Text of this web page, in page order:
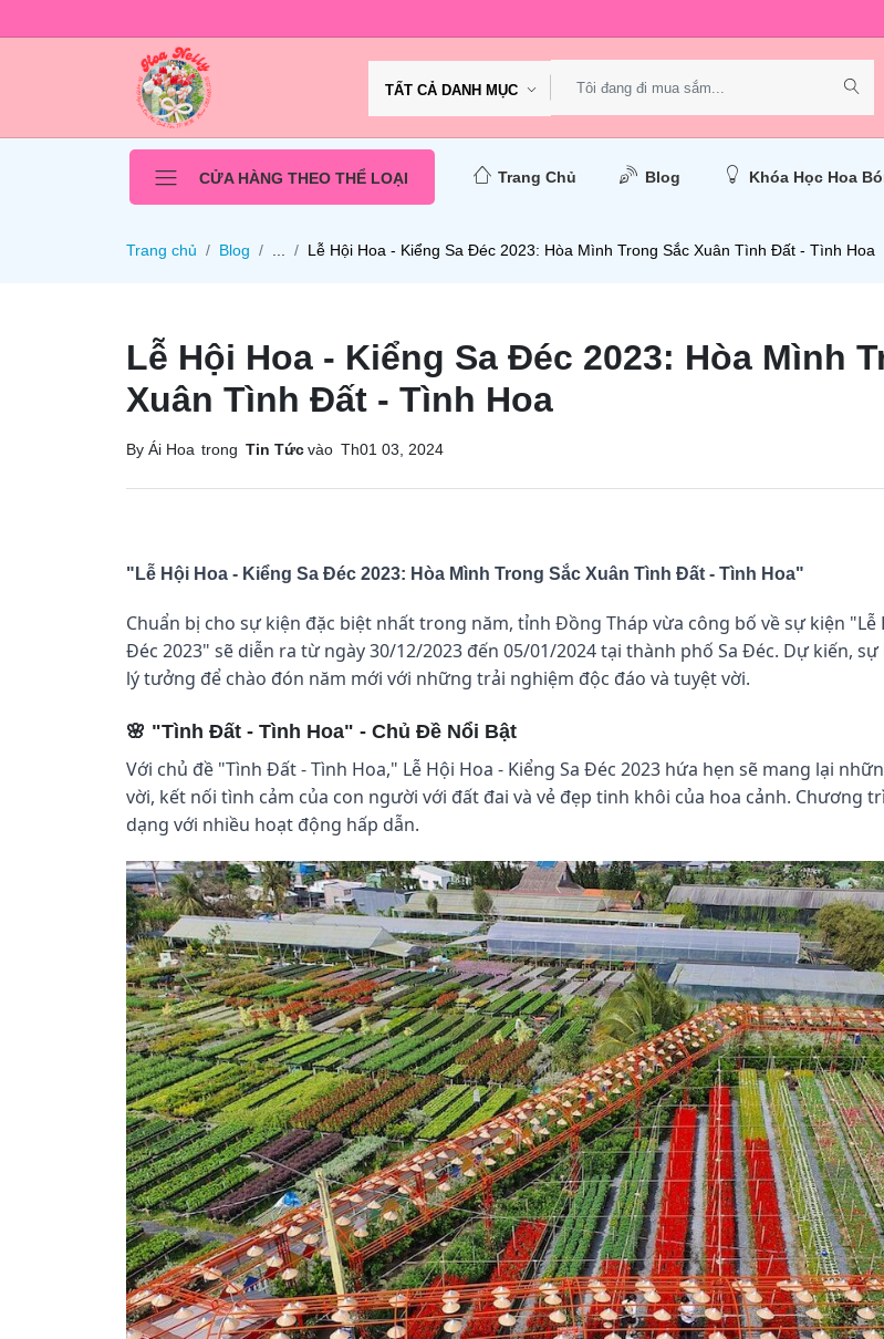
TẤT CẢ DANH MỤC
CỬA HÀNG THEO THỂ LOẠI Trang Chủ Blog Khóa Học Hoa
Trang chủ Blog Lễ Hội Hoa - Kiểng Sa Đéc 2023: Hòa Mình Trong Sắc Xuân Tình Đất - Tình Hoa
Lễ Hội Hoa - Kiểng Sa Đéc 2023: Hòa Mình
Xuân Tình Đất - Tình Hoa
By Ái Hoa trong Tin Tứcvào Th01 03, 2024
"Lễ Hội Hoa - Kiểng Sa Đéc 2023: Hòa Mình Trong Sắc Xuân Tình Đất - Tình Hoa"
Chuẩn bị cho sự kiện đặc biệt nhất trong năm, tỉnh Đồng Tháp vừa công bố về sự kiện "Lễ
Đéc 2023" sẽ diễn ra từ ngày 30/12/2023 đến 05/01/2024 tại thành phố Sa Đéc. Dự kiến,
lý tưởng để chào đón năm mới với những trải nghiệm độc đáo và tuyệt vời.
🌸 "Tình Đất - Tình Hoa" - Chủ Đề Nổi Bật
Với chủ đề "Tình Đất - Tình Hoa," Lễ Hội Hoa - Kiểng Sa Đéc 2023 hứa hẹn sẽ mang lại
vời, kết nối tình cảm của con người với đất đai và vẻ đẹp tinh khôi của hoa cảnh. Chương
dạng với nhiều hoạt động hấp dẫn.